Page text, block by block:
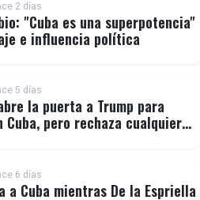
2 días
"Cuba es una superpotencia"
e influencia política
5 días
la puerta a Trump para
pero rechaza cualquier
6 días
a Cuba mientras De la Espriella